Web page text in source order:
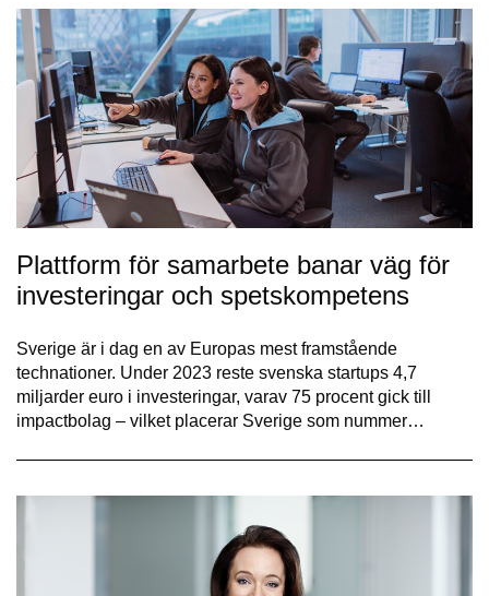
Plattform för samarbete banar väg för
investeringar och spetskompetens
Sverige är i dag en av Europas mest framstående
technationer. Under 2023 reste svenska startups 4,7
miljarder euro i investeringar, varav 75 procent gick till
impactbolag – vilket placerar Sverige som nummer…